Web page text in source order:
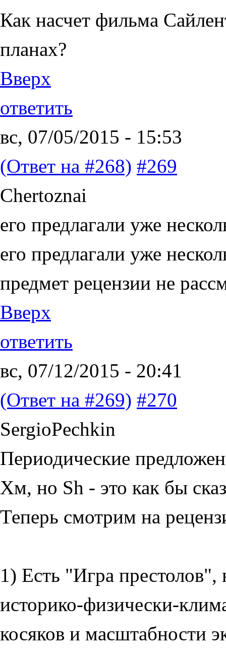
Как насчет фильма
планах?
Вверх
ответить
вс, 07/05/2015 - 15:53
(Ответ на #268) #269
Chertoznai
его предлагали уже
его предлагали уже
предмет рецензии не
Вверх
ответить
вс, 07/12/2015 - 20:41
(Ответ на #269) #270
SergioPechkin
Периодические
Хм, но Sh - это как бы
Теперь смотрим на
1) Есть "Игра престолов",
историко-физически-
косяков и масштабности